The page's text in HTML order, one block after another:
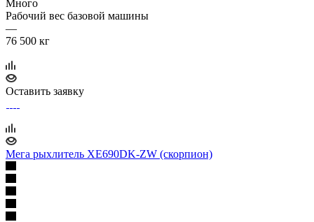
Много
Рабочий вес базовой машины
—
76 500 кг
Оставить заявку
Мега рыхлитель XE690DK-ZW (скорпион)